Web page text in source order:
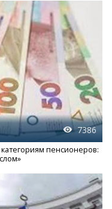
7386
пенсионеров: